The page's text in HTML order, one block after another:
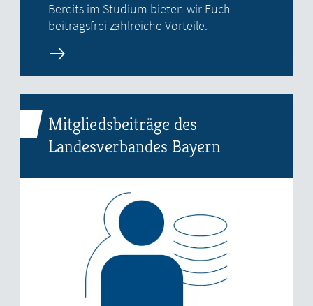
Bereits im Studium bieten wir Euch
beitragsfrei zahlreiche Vorteile.
Mitgliedsbeiträge des
Landesverbandes Bayern